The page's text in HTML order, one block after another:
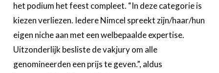
het podium het feest compleet. “In deze categorie is
kiezen verliezen. Iedere Nimcel spreekt zijn/haar/hun
eigen niche aan met een welbepaalde expertise.
Uitzonderlijk besliste de vakjury om alle
genomineerden een prijs te geven.”, aldus